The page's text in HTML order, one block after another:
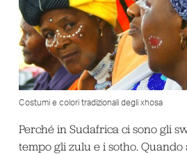
Costumi e colori tradizionali degli xhosa
Perché in Sudafrica ci sono gli
tempo gli zulu e i sotho.